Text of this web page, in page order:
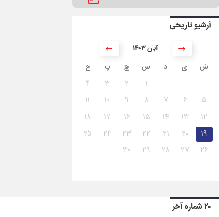
آرشیو تاریخی
۱۴۰۳ آبان
ش
ی د س چ پ ج
۱ ۲ ۳
۴
۵
۶ ۷ ۸ ۹ ۱۰
۱۱
۱۲
۱۳ ۱۴ ۱۵ ۱۶ ۱۷
۱۸
۱۹
۲۰ ۲۱ ۲۲ ۲۳ ۲۴
۲۵
۲۶
۲۷ ۲۸ ۲۹ ۳۰
۲۰ شماره آخر